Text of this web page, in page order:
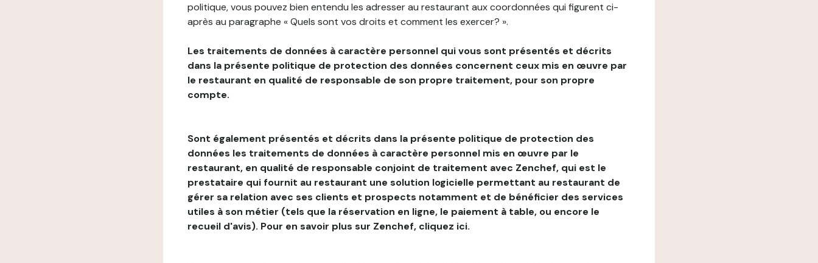
politique, vous pouvez bien entendu les adresser au restaurant aux coordonnées qui figurent ci-
après au paragraphe « Quels sont vos droits et comment les exercer? ».
Les traitements de données à caractère personnel qui vous sont présentés et décrits
dans la présente politique de protection des données concernent ceux mis en œuvre par
le restaurant en qualité de responsable de son propre traitement, pour son propre
compte.
Sont également présentés et décrits dans la présente politique de protection des
données les traitements de données à caractère personnel mis en œuvre par le
restaurant, en qualité de responsable conjoint de traitement avec Zenchef, qui est le
prestataire qui fournit au restaurant une solution logicielle permettant au restaurant de
gérer sa relation avec ses clients et prospects notamment et de bénéficier des services
utiles à son métier (tels que la réservation en ligne, le paiement à table, ou encore le
recueil d'avis). Pour en savoir plus sur Zenchef, cliquez ici.